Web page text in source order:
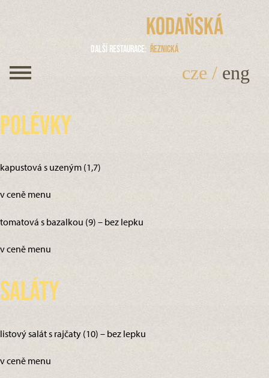
Kodaňská
Další restaurace Řeznická
cze / eng
Polévky
kapustová s uzeným (1,7)
v ceně menu
tomatová s bazalkou (9) – bez lepku
v ceně menu
Saláty
listový salát s rajčaty (10) – bez lepku
v ceně menu